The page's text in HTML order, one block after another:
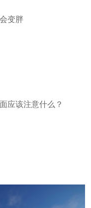
变胖
应该注意什么？